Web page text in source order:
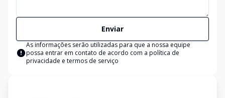
Enviar
As informações serão utilizadas para que a nossa equipe
possa entrar em contato de acordo com a política de
privacidade e termos de serviço